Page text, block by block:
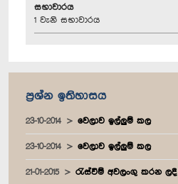
සභාවාරය
1 වැනි සභාවාරය
ප්‍රශ්න ඉතිහාසය
23-10-2014 වෙලාව ඉල්ලුම් කල
23-10-2014 වෙලාව ඉල්ලුම් කල
21-01-2015 රැස්වීම් අවලංගු කරන ලදී